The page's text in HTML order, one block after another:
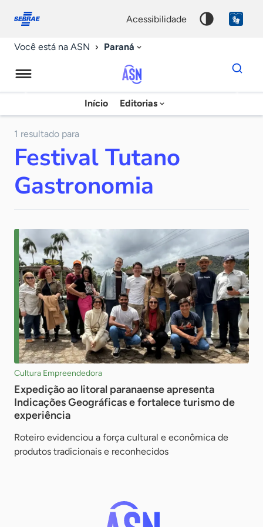
conosco
acessibilidade
Você está na ASN Paraná
Agência
Sebrae
Notícias
Início Editorias
Dados
para
chave
1 resultado para
Festival Tutano
Gastronomia
Cultura Empreendedora
Expedição ao litoral paranaense apresenta
Indicações Geográficas e fortalece turismo de
experiência
Roteiro evidenciou a força cultural e econômica de
produtos tradicionais e reconhecidos